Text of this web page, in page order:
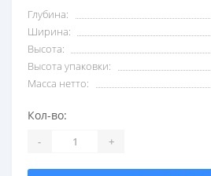
Глубина:
Ширина:
Высота:
Высота упаковки:
Масса нетто:
Кол-во:
- +